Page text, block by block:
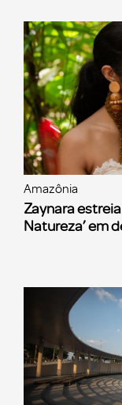
Amazônia
Zaynara
Natureza’ em